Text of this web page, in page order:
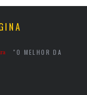
"O MELHOR DA